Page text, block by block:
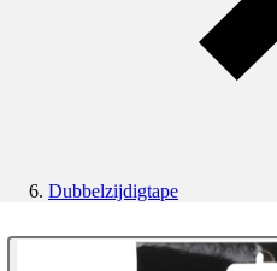
Dubbelzijdigtape